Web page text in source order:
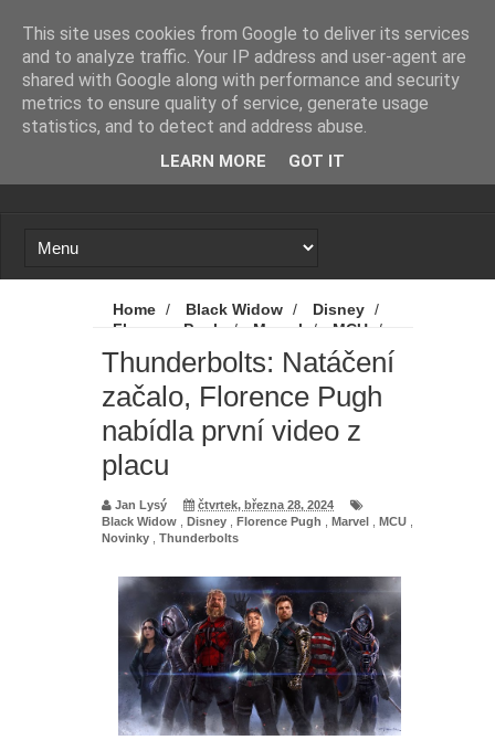
Loading...
Home / Black Widow / Disney /
Florence Pugh
/ Marvel / MCU
/
Novinky
Thunderbolts
/
Thunderbolts: Natáčení začalo, Florence
Pugh nabídla první video z placu
Thunderbolts: Natáčení
začalo, Florence Pugh
nabídla první video z
placu
Jan Lysý
čtvrtek, března 28, 2024
Black Widow
Disney Florence Pugh Marvel MCU
Novinky
Thunderbolts
This site uses cookies from Google to deliver its services
and to analyze traffic. Your IP address and user-agent are
shared with Google along with performance and security
metrics to ensure quality of service, generate usage
statistics, and to detect and address abuse.
LEARN MORE GOT IT